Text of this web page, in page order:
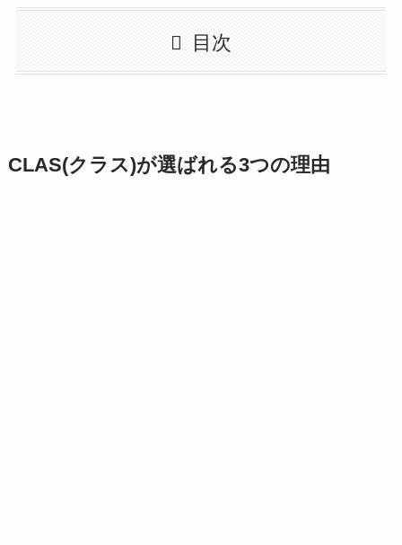
目次
CLAS(クラス)が選ばれる3つの理由